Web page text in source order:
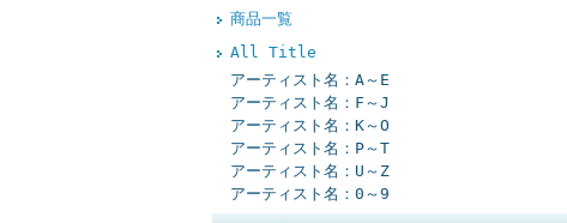
商品一覧
All Title
アーティスト名：A～E
アーティスト名：F～J
アーティスト名：K～O
アーティスト名：P～T
アーティスト名：U～Z
アーティスト名：0～9